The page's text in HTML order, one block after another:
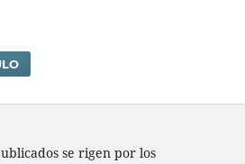
se rigen por los